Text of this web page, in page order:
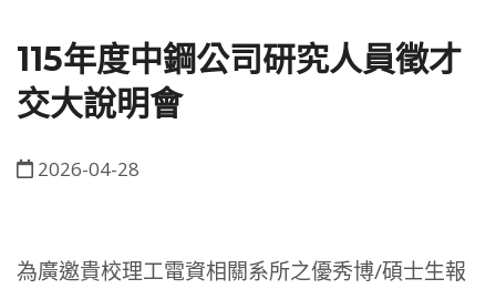
115年度中鋼公司研究人員徵才
交大說明會
2026-04-28
為廣邀貴校理工電資相關系所之優秀博/碩士生報